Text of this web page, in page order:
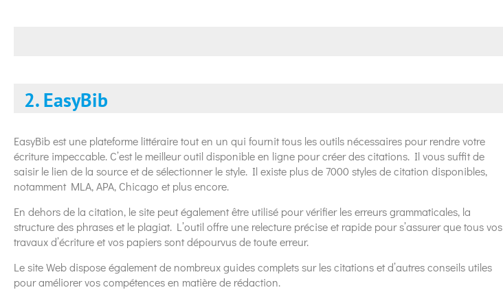
2. EasyBib
EasyBib est une plateforme littéraire tout en un qui fournit tous les outils nécessaires pour rendre votre
écriture impeccable. C’est le meilleur outil disponible en ligne pour créer des citations. Il vous suffit de
saisir le lien de la source et de sélectionner le style. Il existe plus de 7000 styles de citation disponibles,
notamment MLA, APA, Chicago et plus encore.
En dehors de la citation, le site peut également être utilisé pour vérifier les erreurs grammaticales, la
structure des phrases et le plagiat. L’outil offre une relecture précise et rapide pour s’assurer que tous vos
travaux d’écriture et vos papiers sont dépourvus de toute erreur.
Le site Web dispose également de nombreux guides complets sur les citations et d’autres conseils utiles
pour améliorer vos compétences en matière de rédaction.